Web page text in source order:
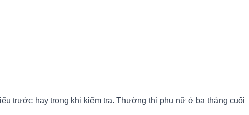
trước hay trong khi kiểm tra. Thường thì phụ nữ ở ba tháng cuối